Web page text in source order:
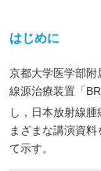
はじめに
京都大学医学部
線源治療装置「
し，日本放射線
まざまな講演資
て示す。